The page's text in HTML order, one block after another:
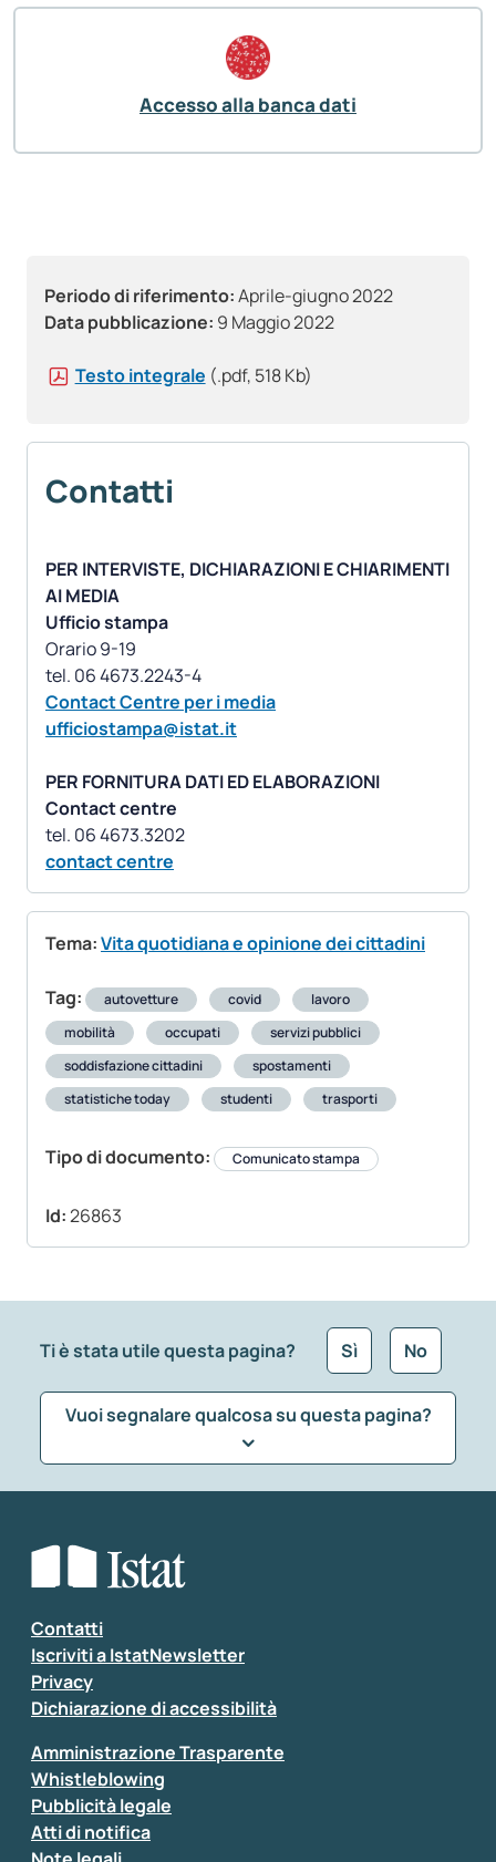
Periodo di riferimento:Aprile-giugno 2022
Data pubblicazione: 9 Maggio 2022
Testo integrale (.pdf, 518 Kb)
Contatti
PER INTERVISTE, DICHIARAZIONI E CHIARIMENTI
AI MEDIA
Ufficio stampa
Orario 9-19
Contact Centre per i media
ufficiostampa@istat.it
PER FORNITURA DATI ED ELABORAZIONI
Contact centre
contact centre
Tema:Vita quotidiana e opinione dei cittadini
Tag: autovetture covid
lavoro
mobilità
occupati
servizi pubblici
soddisfazione cittadini
spostamenti
statistiche today
studenti trasporti
Tipo di documento: Comunicato stampa
Id:26863
Accesso alla banca dati
Ti è stata utile questa pagina? Sì No
Vuoi segnalare qualcosa su questa pagina?
Seleziona la tipologia della segnalazione
Inserisci il tuo commento
Contatti
Iscriviti a IstatNewsletter
Privacy
Dichiarazione di accessibilità
Amministrazione Trasparente
Whistleblowing
Pubblicità legale
Atti di notifica